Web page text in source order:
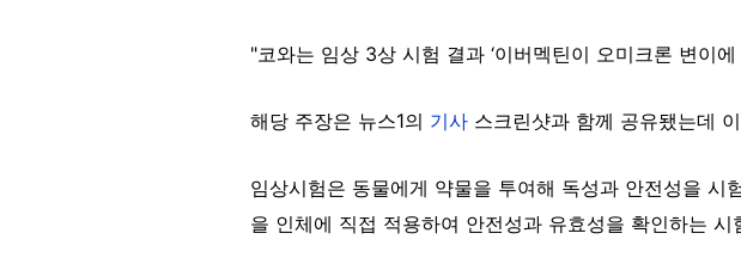
"코와는 임상 3상 시험 결과 ‘이버멕틴이 오미크론 변이
해당 주장은 뉴스1의 기사 스크린샷과 함께 공유됐는데
임상시험은 동물에게 약물을 투여해 독성과 안전성을
을 인체에 직접 적용하여 안전성과 유효성을 확인하는 시